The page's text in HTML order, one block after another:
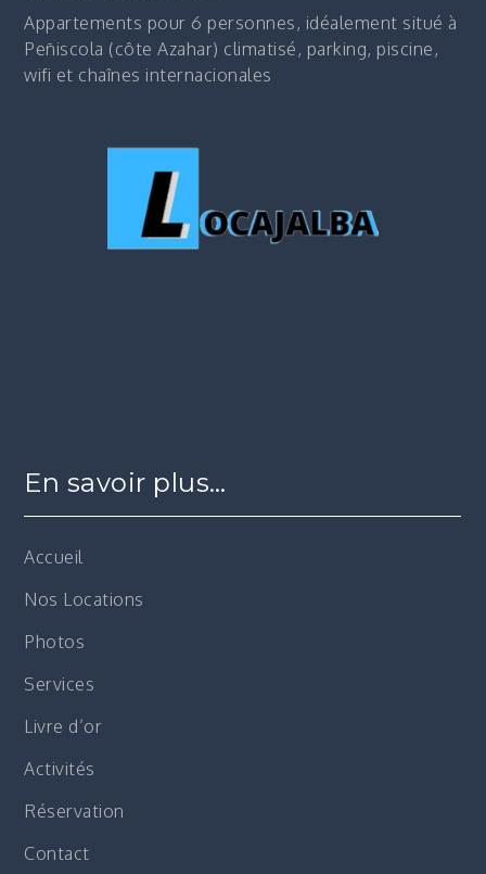
Appartements pour 6 personnes, idéalement situé à
Peñiscola (côte Azahar) climatisé, parking, piscine,
wifi et chaînes internacionales
En savoir plus…
Accueil
Nos Locations
Photos
Services
Livre d’or
Activités
Réservation
Contact